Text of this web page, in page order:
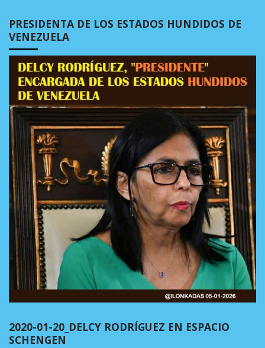
PRESIDENTA DE LOS ESTADOS HUNDIDOS DE
VENEZUELA
2020-01-20_DELCY RODRÍGUEZ EN ESPACIO
SCHENGEN